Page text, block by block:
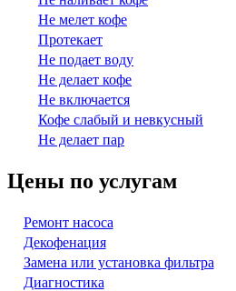
Не мелет кофе
Протекает
Не подает воду
Не делает кофе
Не включается
Кофе слабый и невкусный
Не делает пар
Цены по услугам
Ремонт насоса
Декофенация
Замена или установка фильтра
Диагностика